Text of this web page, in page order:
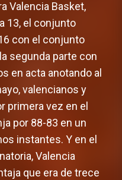
Valencia Basket,
13, el conjunto
con el conjunto
segunda parte con
en acta anotando al
valencianos y
primera vez en el
por 88-83 en un
instantes. Y en el
Valencia
que era de trece